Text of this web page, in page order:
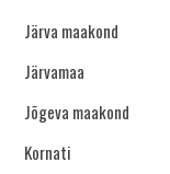
Järva maakond
Järvamaa
Jõgeva maakond
Kornati